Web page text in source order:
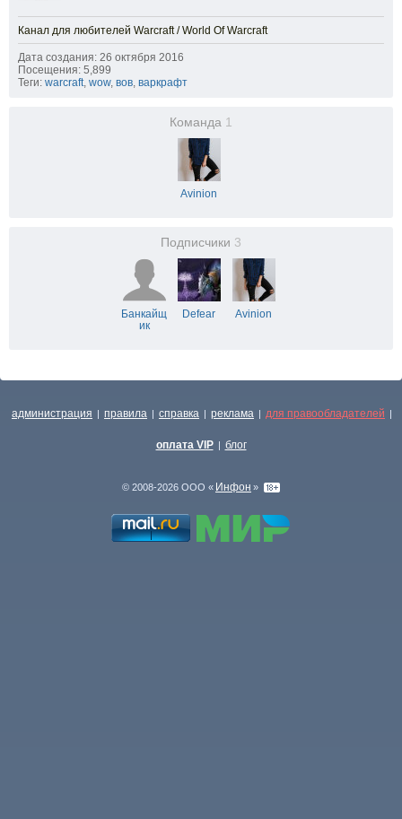
Канал для любителей Warcraft / World Of Warcraft
Дата создания: 26 октября 2016
Посещения: 5,899
Теги: warcraft, wow, вов, варкрафт
Команда 1
Avinion
Подписчики 3
Банкайщ
ик
Defear Avinion
администрация | правила | справка | реклама | для правообладателей |
оплата VIP | блог
© 2008-2026 ООО « Инфон »